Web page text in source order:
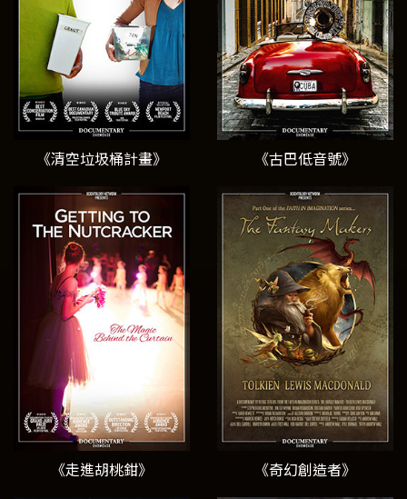
《清空垃圾桶計畫》 《古巴低音號》
《走進胡桃鉗》 《奇幻創造者》